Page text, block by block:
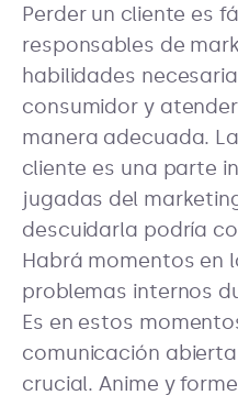
Perder un cliente es
responsables de
habilidades
consumidor y
manera adecuada.
cliente es una parte
jugadas del
descuidarla podría
Habrá momentos en
problemas internos
Es en estos
comunicación
crucial. Anime y